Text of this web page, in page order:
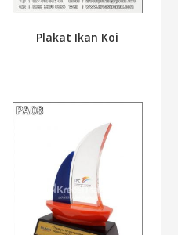
Plakat Ikan Koi